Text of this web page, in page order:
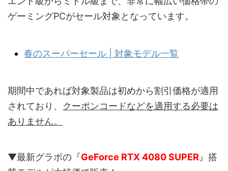
ゲーミングPCがセール対象となっています。
春のスーパーセール | 対象モデル一覧
期間中であれば対象製品は初めから割引価格が適用
されており、 クーポンコードなどを適用する必要は
ありません。
▼最新グラボの『GeForce RTX 4080 SUPER 』搭